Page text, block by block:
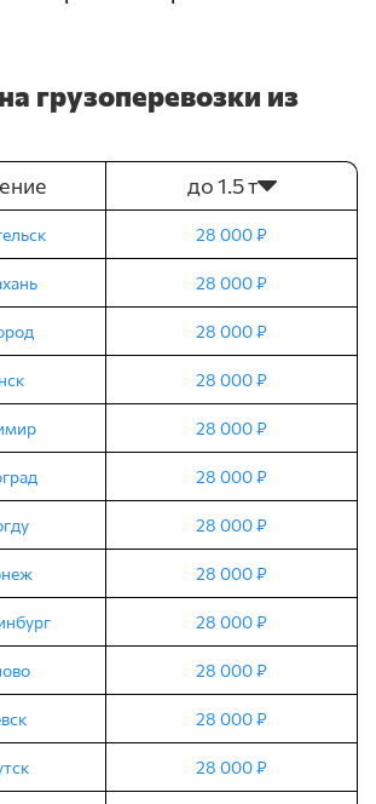
грузоперевозки из
до 1.5 т
28 000 ₽
28 000 ₽
28 000 ₽
28 000 ₽
28 000 ₽
28 000 ₽
28 000 ₽
28 000 ₽
28 000 ₽
28 000 ₽
28 000 ₽
28 000 ₽